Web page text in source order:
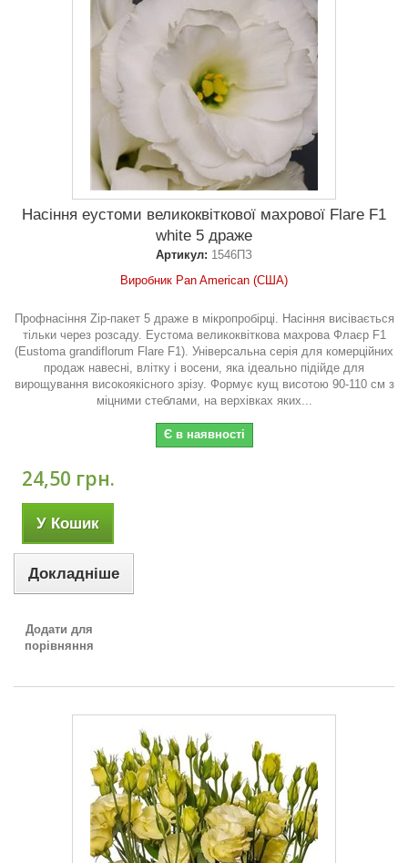
Насіння еустоми великоквіткової махрової Flare F1
white 5 драже
Артикул: 1546ПЗ
Виробник Pan American (США)
Профнасіння Zip-пакет 5 драже в мікропробірці. Насіння висівається
тільки через розсаду. Еустома великоквіткова махрова Флаєр F1
(Eustoma grandiflorum Flare F1). Універсальна серія для комерційних
продаж навесні, влітку і восени, яка ідеально підійде для
вирощування високоякісного зрізу. Формує кущ висотою 90-110 см з
міцними стеблами, на верхівках яких...
Є в наявності
24,50 грн.
У Кошик
Докладніше
Додати для
порівняння